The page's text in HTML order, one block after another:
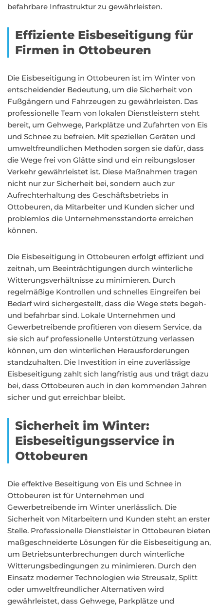
befahrbare Infrastruktur zu gewährleisten.
Effiziente Eisbeseitigung für
Firmen in Ottobeuren
Die Eisbeseitigung in Ottobeuren ist im Winter von
entscheidender Bedeutung, um die Sicherheit von
Fußgängern und Fahrzeugen zu gewährleisten. Das
professionelle Team von lokalen Dienstleistern steht
bereit, um Gehwege, Parkplätze und Zufahrten von Eis
und Schnee zu befreien. Mit speziellen Geräten und
umweltfreundlichen Methoden sorgen sie dafür, dass
die Wege frei von Glätte sind und ein reibungsloser
Verkehr gewährleistet ist. Diese Maßnahmen tragen
nicht nur zur Sicherheit bei, sondern auch zur
Aufrechterhaltung des Geschäftsbetriebs in
Ottobeuren, da Mitarbeiter und Kunden sicher und
problemlos die Unternehmensstandorte erreichen
können.
Die Eisbeseitigung in Ottobeuren erfolgt effizient und
zeitnah, um Beeinträchtigungen durch winterliche
Witterungsverhältnisse zu minimieren. Durch
regelmäßige Kontrollen und schnelles Eingreifen bei
Bedarf wird sichergestellt, dass die Wege stets begeh-
und befahrbar sind. Lokale Unternehmen und
Gewerbetreibende profitieren von diesem Service, da
sie sich auf professionelle Unterstützung verlassen
können, um den winterlichen Herausforderungen
standzuhalten. Die Investition in eine zuverlässige
Eisbeseitigung zahlt sich langfristig aus und trägt dazu
bei, dass Ottobeuren auch in den kommenden Jahren
sicher und gut erreichbar bleibt.
Sicherheit im Winter:
Eisbeseitigungsservice in
Ottobeuren
Die effektive Beseitigung von Eis und Schnee in
Ottobeuren ist für Unternehmen und
Gewerbetreibende im Winter unerlässlich. Die
Sicherheit von Mitarbeitern und Kunden steht an erster
Stelle. Professionelle Dienstleister in Ottobeuren bieten
maßgeschneiderte Lösungen für die Eisbeseitigung an,
um Betriebsunterbrechungen durch winterliche
Witterungsbedingungen zu minimieren. Durch den
Einsatz moderner Technologien wie Streusalz, Splitt
oder umweltfreundlicher Alternativen wird
gewährleistet, dass Gehwege, Parkplätze und